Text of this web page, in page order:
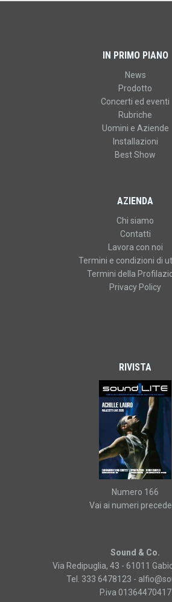
IN PRIMO PIANO
News
Prodotto
Concerti ed eventi
Rubriche
Uomini e Aziende
Installazioni
Best Show
AZIENDA
Chi siamo
Contatti
Lavora con noi
Termini e condizioni di
Termini della
Privacy Policy
RIVISTA
Numero 166
Vai ai numeri
Sound & Co.
Via Redipuglia, 43 - 61011
Tel. 333 6478123 -
P.iva 01364470417